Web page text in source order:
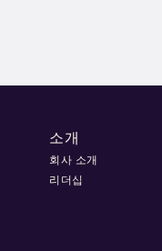
소개
회사 소개
리더십